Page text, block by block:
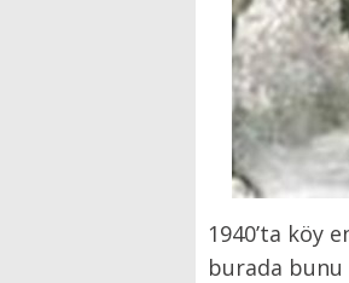
1940’ta köy
burada bunu